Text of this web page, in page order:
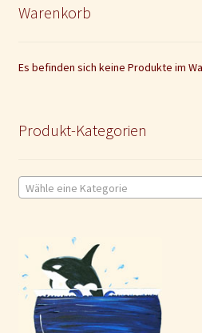
Warenkorb
Es befinden sich keine Produkte im
Produkt-Kategorien
Wähle eine Kategorie